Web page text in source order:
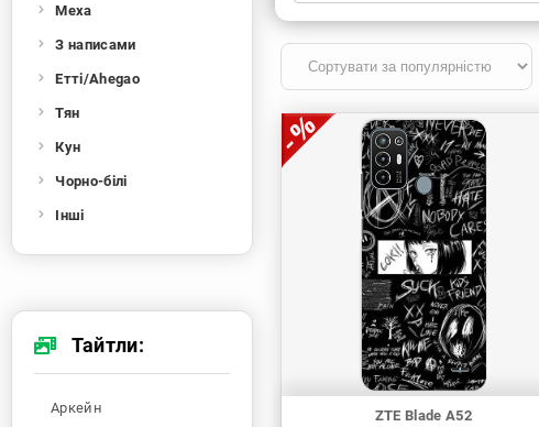
Samsung
Huawei
Realme
TECNO
OnePlus
Google
Infinix
Sony
Motorola
ZTE Blade A52
Меха
З написами
Етті/Ahegao
Тян
Кун
Чорно-білі
Інші
Тайтли:
Аркейн